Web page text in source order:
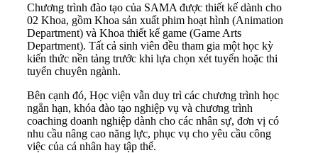
Chương trình đào tạo của SAMA được thiết kế dành cho
02 Khoa, gồm Khoa sản xuất phim hoạt hình (Animation
Department) và Khoa thiết kế game (Game Arts
Department). Tất cả sinh viên đều tham gia một học kỳ
kiến thức nền tảng trước khi lựa chọn xét tuyển hoặc thi
tuyển chuyên ngành.
Bên cạnh đó, Học viện vẫn duy trì các chương trình học
ngắn hạn, khóa đào tạo nghiệp vụ và chương trình
coaching doanh nghiệp dành cho các nhân sự, đơn vị có
nhu cầu nâng cao năng lực, phục vụ cho yêu cầu công
việc của cá nhân hay tập thể.